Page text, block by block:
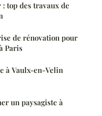
top des travaux de
de rénovation pour
Paris
à Vaulx-en-Velin
un paysagiste à